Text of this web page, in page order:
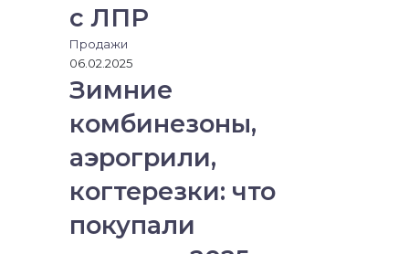
с ЛПР
Продажи
06.02.2025
Зимние
комбинезоны,
аэрогрили,
когтерезки: что
покупали